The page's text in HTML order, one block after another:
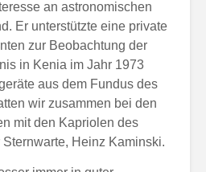
an astronomischen
Er unterstützte eine private
zur Beobachtung der
in Kenia im Jahr 1973
aus dem Fundus des
wir zusammen bei den
mit den Kapriolen des
Heinz Kaminski.